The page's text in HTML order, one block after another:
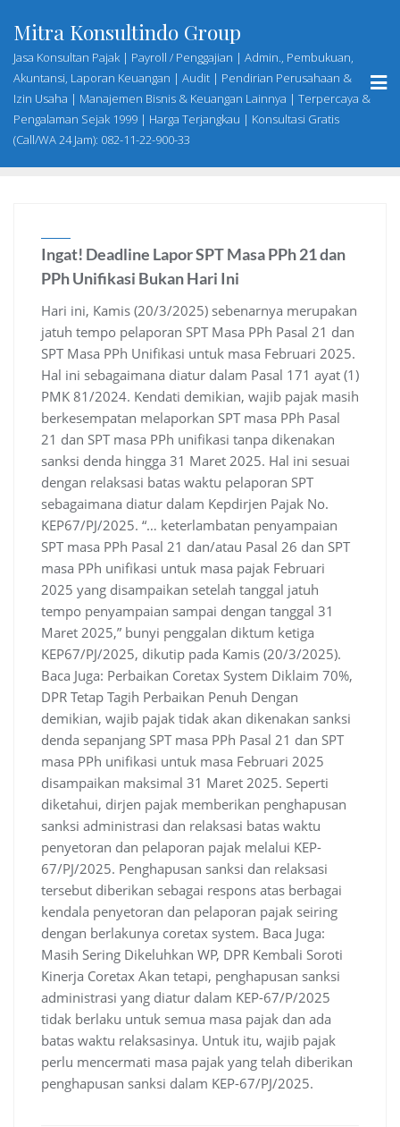
content
Mitra Konsultindo Group
Jasa Konsultan Pajak | Payroll / Penggajian | Admin., Pembukuan,
Akuntansi, Laporan Keuangan | Audit | Pendirian Perusahaan &
Izin Usaha | Manajemen Bisnis & Keuangan Lainnya | Terpercaya &
Pengalaman Sejak 1999 | Harga Terjangkau | Konsultasi Gratis
(Call/WA 24 Jam): 082-11-22-900-33
Ingat! Deadline Lapor SPT Masa PPh 21 dan
PPh Unifikasi Bukan Hari Ini
Hari ini, Kamis (20/3/2025) sebenarnya merupakan
jatuh tempo pelaporan SPT Masa PPh Pasal 21 dan
SPT Masa PPh Unifikasi untuk masa Februari 2025.
Hal ini sebagaimana diatur dalam Pasal 171 ayat (1)
PMK 81/2024. Kendati demikian, wajib pajak masih
berkesempatan melaporkan SPT masa PPh Pasal
21 dan SPT masa PPh unifikasi tanpa dikenakan
sanksi denda hingga 31 Maret 2025. Hal ini sesuai
dengan relaksasi batas waktu pelaporan SPT
sebagaimana diatur dalam Kepdirjen Pajak No.
KEP67/PJ/2025. “… keterlambatan penyampaian
SPT masa PPh Pasal 21 dan/atau Pasal 26 dan SPT
masa PPh unifikasi untuk masa pajak Februari
2025 yang disampaikan setelah tanggal jatuh
tempo penyampaian sampai dengan tanggal 31
Maret 2025,” bunyi penggalan diktum ketiga
KEP67/PJ/2025, dikutip pada Kamis (20/3/2025).
Baca Juga: Perbaikan Coretax System Diklaim 70%,
DPR Tetap Tagih Perbaikan Penuh Dengan
demikian, wajib pajak tidak akan dikenakan sanksi
denda sepanjang SPT masa PPh Pasal 21 dan SPT
masa PPh unifikasi untuk masa Februari 2025
disampaikan maksimal 31 Maret 2025. Seperti
diketahui, dirjen pajak memberikan penghapusan
sanksi administrasi dan relaksasi batas waktu
penyetoran dan pelaporan pajak melalui KEP-
67/PJ/2025. Penghapusan sanksi dan relaksasi
tersebut diberikan sebagai respons atas berbagai
kendala penyetoran dan pelaporan pajak seiring
dengan berlakunya coretax system. Baca Juga:
Masih Sering Dikeluhkan WP, DPR Kembali Soroti
Kinerja Coretax Akan tetapi, penghapusan sanksi
administrasi yang diatur dalam KEP-67/P/2025
tidak berlaku untuk semua masa pajak dan ada
batas waktu relaksasinya. Untuk itu, wajib pajak
perlu mencermati masa pajak yang telah diberikan
penghapusan sanksi dalam KEP-67/PJ/2025.